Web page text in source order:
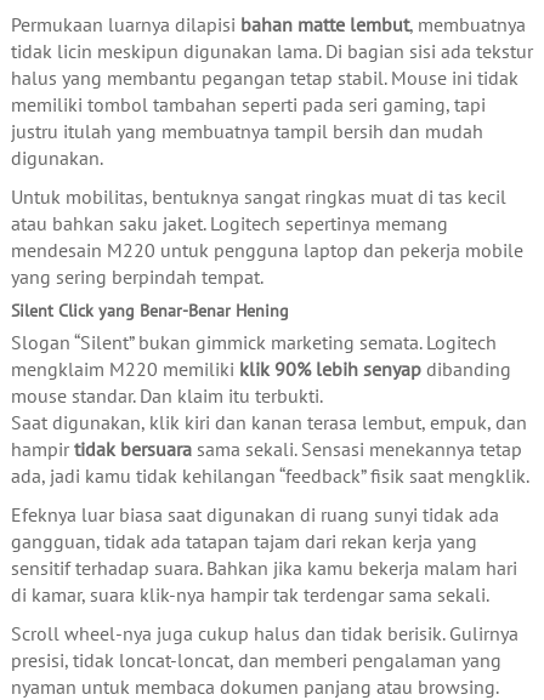
Permukaan luarnya dilapisi bahan matte lembut, membuatnya
tidak licin meskipun digunakan lama. Di bagian sisi ada tekstur
halus yang membantu pegangan tetap stabil. Mouse ini tidak
memiliki tombol tambahan seperti pada seri gaming, tapi
justru itulah yang membuatnya tampil bersih dan mudah
digunakan.
Untuk mobilitas, bentuknya sangat ringkas muat di tas kecil
atau bahkan saku jaket. Logitech sepertinya memang
mendesain M220 untuk pengguna laptop dan pekerja mobile
yang sering berpindah tempat.
Silent Click yang Benar-Benar Hening
Slogan “Silent” bukan gimmick marketing semata. Logitech
mengklaim M220 memiliki klik 90% lebih senyapdibanding
mouse standar. Dan klaim itu terbukti.
Saat digunakan, klik kiri dan kanan terasa lembut, empuk, dan
hampir tidak bersuarasama sekali. Sensasi menekannya tetap
ada, jadi kamu tidak kehilangan “feedback” fisik saat mengklik.
Efeknya luar biasa saat digunakan di ruang sunyi tidak ada
gangguan, tidak ada tatapan tajam dari rekan kerja yang
sensitif terhadap suara. Bahkan jika kamu bekerja malam hari
di kamar, suara klik-nya hampir tak terdengar sama sekali.
Scroll wheel-nya juga cukup halus dan tidak berisik. Gulirnya
presisi, tidak loncat-loncat, dan memberi pengalaman yang
nyaman untuk membaca dokumen panjang atau browsing.